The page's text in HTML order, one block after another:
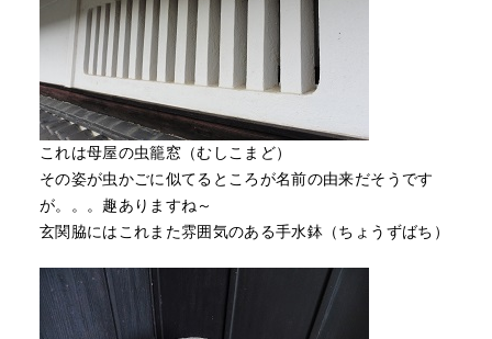
これは母屋の虫籠窓（むしこまど）
その姿が虫かごに似てるところが名前の由来だそうです
が。。。趣ありますね～
玄関脇にはこれまた雰囲気のある手水鉢（ちょうずばち）